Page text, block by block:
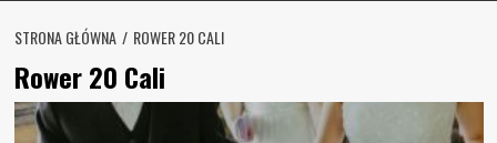
STRONA GŁÓWNA ROWER 20 CALI
Rower 20 Cali